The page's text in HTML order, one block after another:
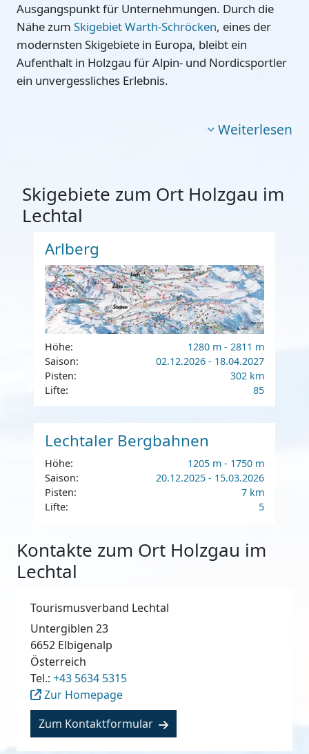
Ausgangspunkt für Unternehmungen. Durch die
Nähe zum Skigebiet Warth-Schröcken, eines der
modernsten Skigebiete in Europa, bleibt ein
Aufenthalt in Holzgau für Alpin- und Nordicsportler
ein unvergessliches Erlebnis.
Weiterlesen
Skigebiete zum Ort Holzgau im
Lechtal
Arlberg
Höhe:
1280 m - 2811 m
Saison:
02.12.2026 - 18.04.2027
Pisten:
302 km
Lifte:
85
Lechtaler Bergbahnen
Höhe:
1205 m - 1750 m
Saison:
20.12.2025 - 15.03.2026
Pisten:
7 km
Lifte:
5
Kontakte zum Ort Holzgau im
Lechtal
Tourismusverband Lechtal
Untergiblen 23
6652 Elbigenalp
Österreich
Tel.: +43 5634 5315
Zur Homepage
Zum Kontaktformular